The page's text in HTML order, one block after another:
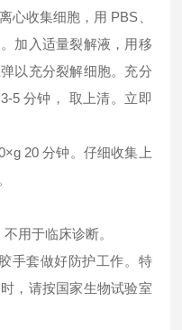
心收集细胞，用 PBS、
加入适量裂解液，用移
以充分裂解细胞。充分
5 分钟， 取上清。立即
20 分钟。仔细收集上
用于临床诊断。
手套做好防护工作。特
，请按国家生物试验室